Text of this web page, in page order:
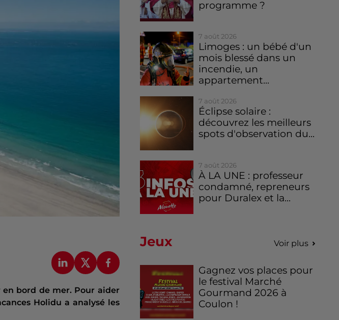
en bord de mer. Pour aider
Holidu a analysé les
programme ?
7 août 2026
Limoges : un bébé d'un
mois blessé dans un
incendie, un
appartement...
7 août 2026
Éclipse solaire :
découvrez les meilleurs
spots d'observation du...
7 août 2026
À LA UNE : professeur
condamné, repreneurs
pour Duralex et la...
Jeux Voir plus
Gagnez vos places pour
le festival Marché
Gourmand 2026 à
Coulon !